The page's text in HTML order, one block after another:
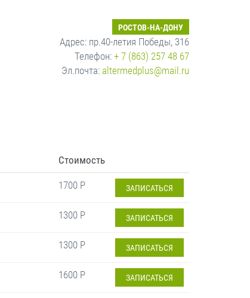
РОСТОВ-НА-ДОНУ
Адрес: пр.40-летия Победы, 316
Телефон: + 7 (863) 257 48 67
Эл.почта: altermedplus@mail.ru
Стоимость
1700 Р ЗАПИСАТЬСЯ
1300 Р ЗАПИСАТЬСЯ
1300 Р ЗАПИСАТЬСЯ
1600 Р ЗАПИСАТЬСЯ